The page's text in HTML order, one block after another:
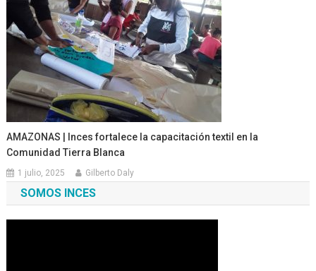
AMAZONAS | Inces fortalece la capacitación textil en la
Comunidad Tierra Blanca
1 julio, 2025 Gilberto Daly
SOMOS INCES